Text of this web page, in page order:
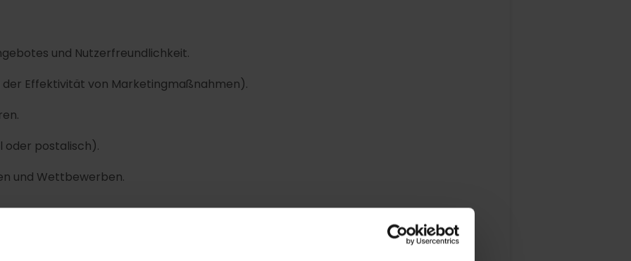
und Nutzerfreundlichkeit.
der Effektivität von Marketingmaßnahmen).
oder postalisch).
und Wettbewerben.